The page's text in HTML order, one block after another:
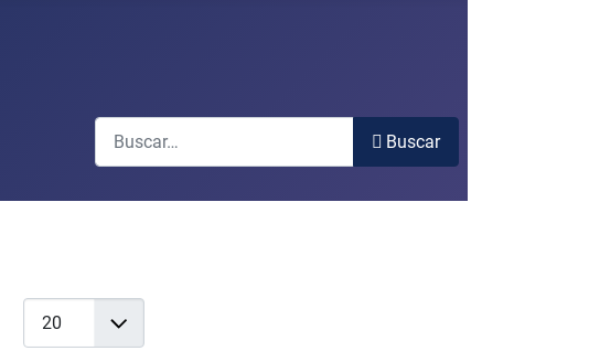
Buscar
Buscar